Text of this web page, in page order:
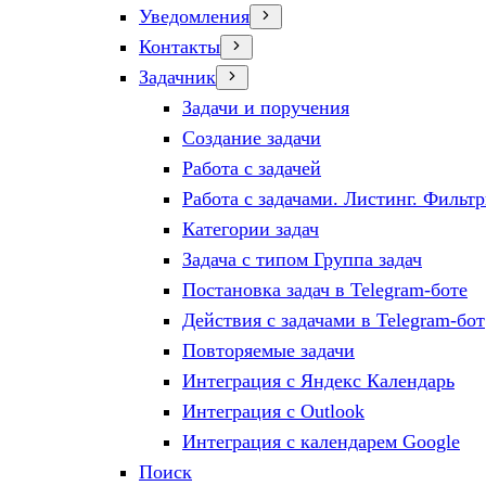
Уведомления
Контакты
Задачник
Задачи и поручения
Создание задачи
Работа с задачей
Работа с задачами. Листинг.
Категории задач
Задача с типом Группа задач
Постановка задач в Telegram-боте
Действия с задачами в Telegram-бот
Повторяемые задачи
Интеграция с Яндекс Календарь
Интеграция с Outlook
Интеграция с календарем Google
Поиск